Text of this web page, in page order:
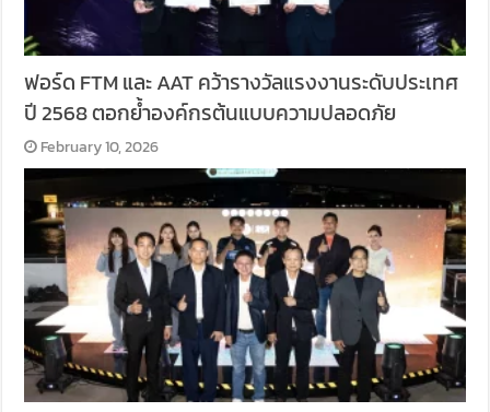
ฟอร์ด FTM และ AAT คว้ารางวัลแรงงานระดับประเทศ
ปี 2568 ตอกย้ำองค์กรต้นแบบความปลอดภัย
February 10, 2026